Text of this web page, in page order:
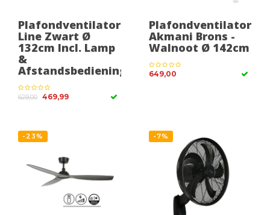
Plafondventilator
Line Zwart Ø
132cm Incl. Lamp
&
Afstandsbediening
629,00 469,99
Plafondventilator
Akmani Brons -
Walnoot Ø 142cm
649,00
-23% -7%